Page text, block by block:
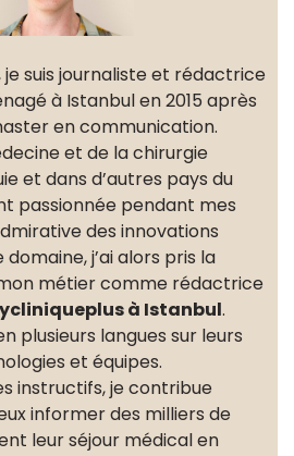
je suis journaliste et rédactrice
à Istanbul en 2015 après
en communication.
et de la chirurgie
et dans d’autres pays du
passionnée pendant mes
des innovations
j’ai alors pris la
métier comme rédactrice
à Istanbul.
plusieurs langues sur leurs
et équipes.
instructifs, je contribue
informer des milliers de
leur séjour médical en